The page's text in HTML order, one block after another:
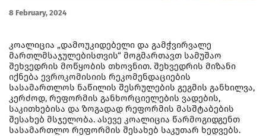
8 February, 2024
კოალიცია „დამოუკიდებელი და გამჭვირვალე
მართლმსაჯულებისთვის“ მოგმართავთ სამუშაო
შეხვედრის მოწყობის თხოვნით. შეხვედრის მიზანი
იქნება ევროკომისიის რეკომენდაციების
სასამართლოს ნაწილის შესრულების გეგმის განხილვა,
კერძოდ, რეფორმის განხორციელების ვადების,
საკითხებისა და ზოგადად რეფორმის მასშტაბების
შესახებ მსჯელობა. ასევე კოალიცია წარმოგიდგენთ
სასამართლო რეფორმის შესახებ საკუთარ ხედვებს.